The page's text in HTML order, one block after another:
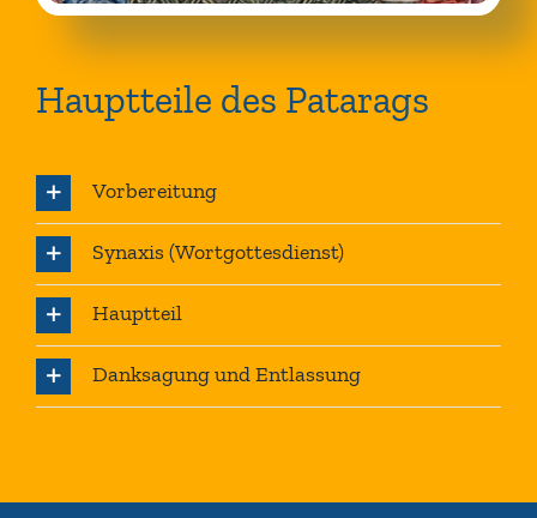
Hauptteile des Patarags
Vorbereitung
Synaxis (Wortgottesdienst)
Hauptteil
Danksagung und Entlassung